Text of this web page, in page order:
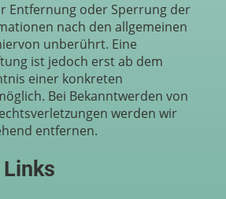
Entfernung oder Sperrung der
nach den allgemeinen
unberührt. Eine
ist jedoch erst ab dem
einer konkreten
Bei Bekanntwerden von
werden wir
entfernen.